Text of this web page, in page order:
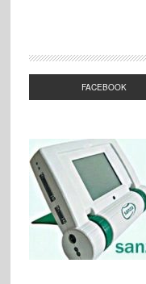
FACEBOOK